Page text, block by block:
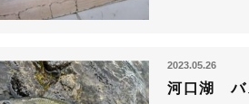
2023.05.26
河口湖 バ